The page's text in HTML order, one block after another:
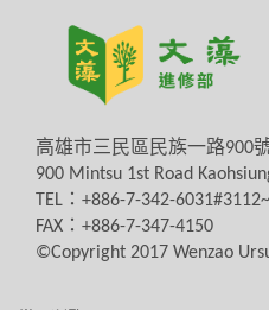
高雄市三民區民族一路900
900 Mintsu 1st Road
TEL ： +886-7-342-
FAX ： +886-7-347-4150
©Copyright 2017 Wenzao